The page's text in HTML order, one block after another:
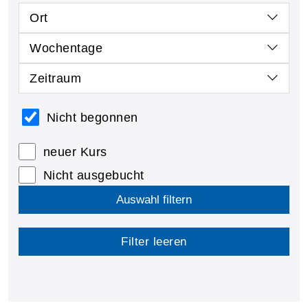
Ort
Wochentage
Zeitraum
Nicht begonnen
neuer Kurs
Nicht ausgebucht
Auswahl filtern
Filter leeren